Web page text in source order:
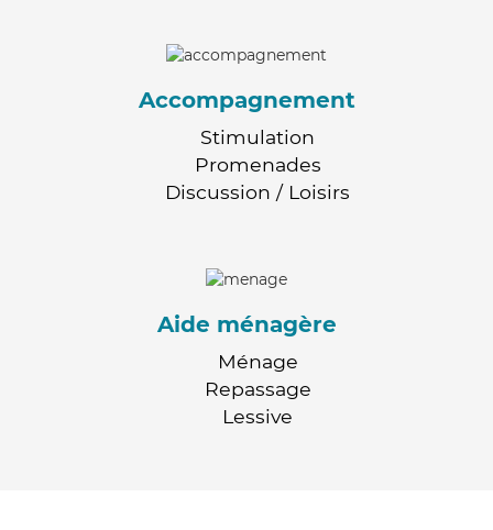
Accompagnement
Stimulation
Promenades
Discussion / Loisirs
Aide ménagère
Ménage
Repassage
Lessive